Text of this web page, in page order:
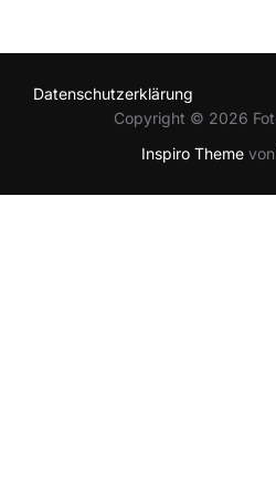
Datenschutzerklärung
Copyright © 2026
Inspiro Theme von